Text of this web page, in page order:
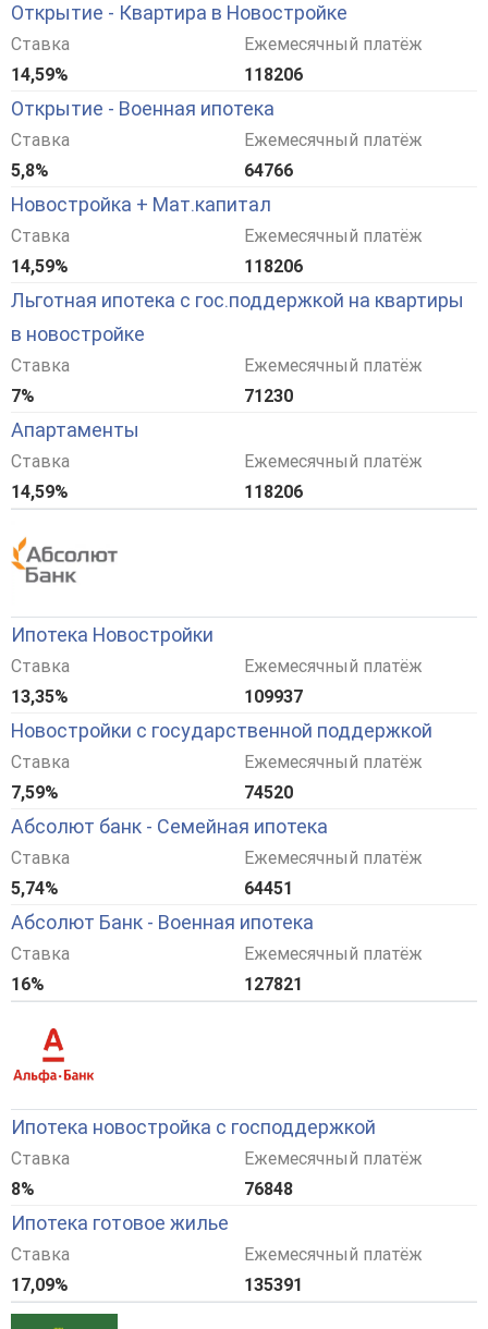
Открытие - Квартира в Новостройке
Ставка
14,59%
Ежемесячный платёж
118206
Открытие - Военная ипотека
Ставка
5,8%
Ежемесячный платёж
64766
Новостройка + Мат.капитал
Ставка
14,59%
Ежемесячный платёж
118206
Льготная ипотека с гос.поддержкой на квартиры
в новостройке
Ставка
7%
Ежемесячный платёж
71230
Апартаменты
Ставка
14,59%
Ежемесячный платёж
118206
Ипотека Новостройки
Ставка
13,35%
Ежемесячный платёж
109937
Новостройки с государственной поддержкой
Ставка
7,59%
Ежемесячный платёж
74520
Абсолют банк - Семейная ипотека
Ставка
5,74%
Ежемесячный платёж
64451
Абсолют Банк - Военная ипотека
Ставка
16%
Ежемесячный платёж
127821
Ипотека новостройка с господдержкой
Ставка
8%
Ежемесячный платёж
76848
Ипотека готовое жилье
Ставка
17,09%
Ежемесячный платёж
135391